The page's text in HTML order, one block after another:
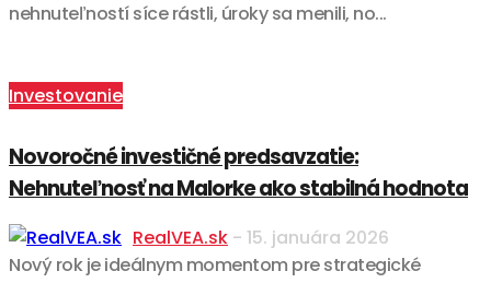
nehnuteľností síce rástli, úroky sa menili, no...
Investovanie
Novoročné investičné predsavzatie:
Nehnuteľnosť na Malorke ako stabilná hodnota
RealVEA.sk - 15. januára 2026
Nový rok je ideálnym momentom pre strategické